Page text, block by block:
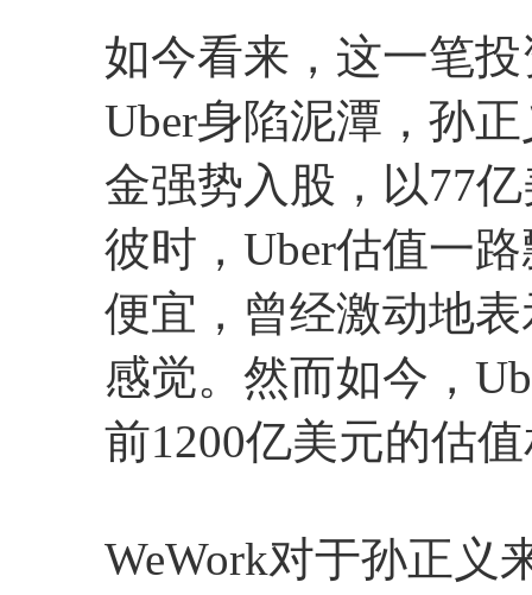
如今看来，这一笔
Uber身陷泥潭，孙
金强势入股，以77
彼时，Uber估值一
便宜，曾经激动地
感觉。然而如今，
前1200亿美元的估
WeWork对于孙正义